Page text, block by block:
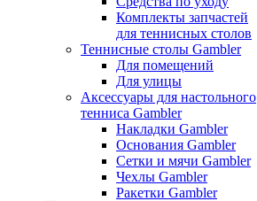
Комплекты запчастей
для теннисных столов
Теннисные столы Gambler
Для помещений
Для улицы
Аксессуары для настольного
тенниса Gambler
Накладки Gambler
Основания Gambler
Сетки и мячи Gambler
Чехлы Gambler
Ракетки Gambler